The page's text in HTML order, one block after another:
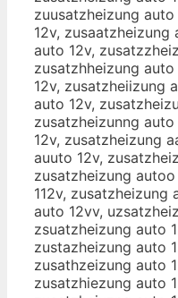
zuusatzheizung
12v, zusaatzheizung
auto 12v,
zusatzhheizung
12v, zusatzheiizung
auto 12v,
zusatzheizunng
12v, zusatzheizung
auuto 12v,
zusatzheizung
112v, zusatzheizung
auto 12vv,
zsuatzheizung auto
zustazheizung auto
zusathzeizung auto
zusatzhiezung auto